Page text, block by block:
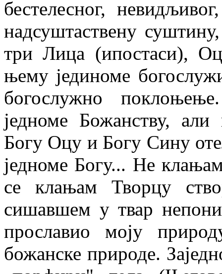
бестелесног,
надсуштаствену
три Лица (ипостаси),
њему јединоме
богослужно
једноме Божанству,
Богу Оцу и Богу Сину
једноме Богу... Не
се клањам Творцу
сишавшем у твар
прославио моју
божанске природе.